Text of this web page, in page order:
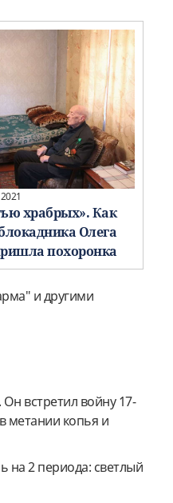
храбрых». Как
Олега
похоронка
и другими
встретил войну 17-
метании копья и
на 2 периода: светлый